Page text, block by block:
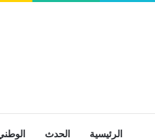
الرئيسية الحدث